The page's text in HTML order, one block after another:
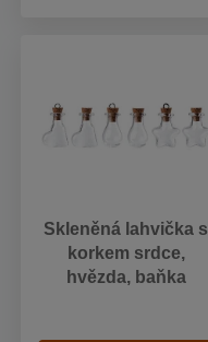
Skleněná lahvička s
korkem srdce,
hvězda, baňka